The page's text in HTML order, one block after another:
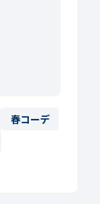
春コーデ